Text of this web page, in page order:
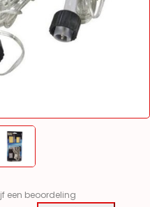
een beoordeling